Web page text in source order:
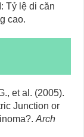
Tỷ lệ di căn
cao.
et al. (2005).
Junction or
Arch